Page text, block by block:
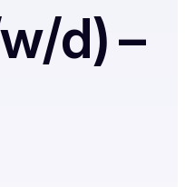
d) –